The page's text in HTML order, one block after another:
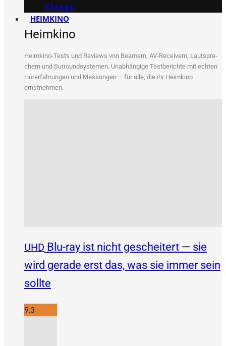
Klangs
HEIMKINO
Heimkino
Heim­ki­no-Tests und Reviews von Bea­mern, AV-Recei­vern, Laut­spre­
chern und Sur­round­sys­te­men. Unab­hän­gi­ge Test­be­rich­te mit ech­ten
Hör­erfah­run­gen und Mes­sun­gen – für alle, die ihr Heim­ki­no
ernstnehmen.
UHD Blu-ray ist nicht gescheitert — sie
wird gerade erst das, was sie immer sein
sollte
9.3